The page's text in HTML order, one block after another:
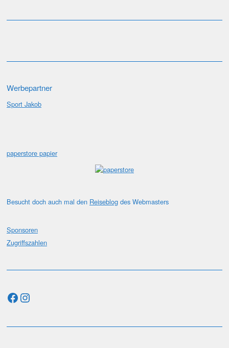
Werbepartner
Sport Jakob
paperstore papier
Besucht doch auch mal den Reiseblog des Webmasters
Sponsoren
Zugriffszahlen
Facebook